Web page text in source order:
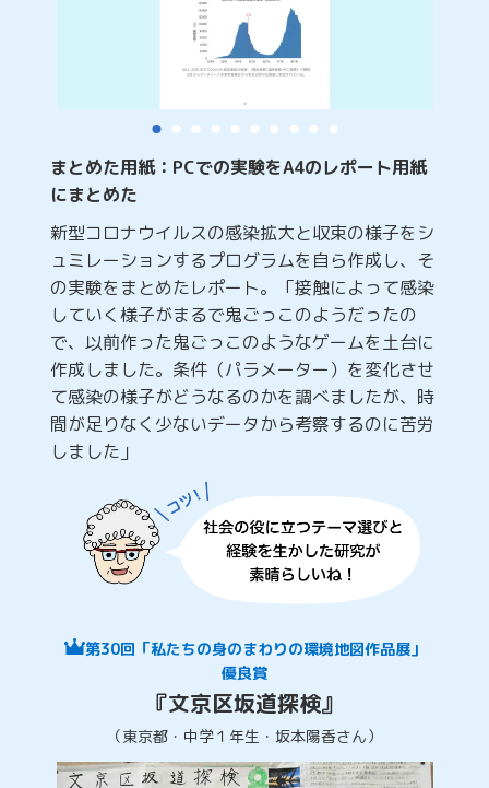
まとめた用紙：PCでの実験をA4のレポート用紙
にまとめた
新型コロナウイルスの感染拡大と収束の様子をシ
ュミレーションするプログラムを自ら作成し、そ
の実験をまとめたレポート。「接触によって感染
していく様子がまるで鬼ごっこのようだったの
で、以前作った鬼ごっこのようなゲームを土台に
作成しました。条件（パラメーター）を変化させ
て感染の様子がどうなるのかを調べましたが、時
間が足りなく少ないデータから考察するのに苦労
しました」
第30回「私たちの身のまわりの環境地図作品展」
優良賞
『文京区坂道探検』
（東京都・中学１年生・坂本陽香さん）